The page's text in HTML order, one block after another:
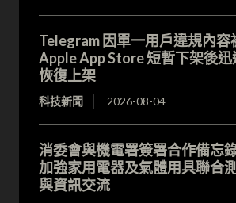
Telegram 因單一用戶違規內容
Apple App Store 短暫下架後迅
恢復上架
科技新聞 2026-08-04
消委會與機電署簽署合作備忘
加強家用電器及氣體用具聯合
與資訊交流